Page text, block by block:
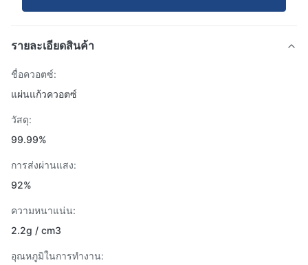
รายละเอียดสินค้า
ชื่อควอตซ์:
แผ่นแก้วควอตซ์
วัสดุ:
99.99%
การส่งผ่านแสง:
92%
ความหนาแน่น:
2.2g / cm3
อุณหภูมิในการทำงาน: